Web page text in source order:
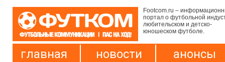
Footcom.ru –
портал о футбольной
любительском и детско-
юношеском футболе.
главная новости анонсы